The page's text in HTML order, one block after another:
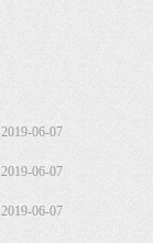
2019-06-07
2019-06-07
2019-06-07